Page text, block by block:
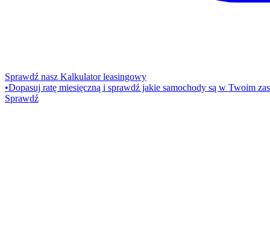
Sprawdź nasz Kalkulator leasingowy
•Dopasuj ratę miesięczną i sprawdź jakie samochody są w Twoim
Sprawdź